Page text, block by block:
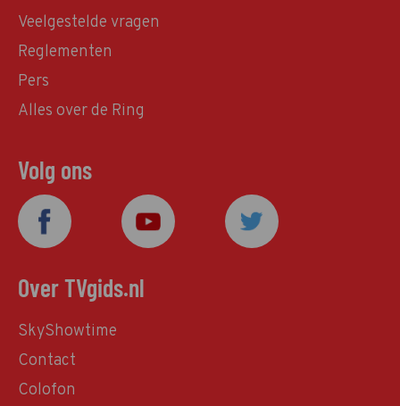
Veelgestelde vragen
Reglementen
Pers
Alles over de Ring
Volg ons
Over TVgids.nl
SkyShowtime
Contact
Colofon